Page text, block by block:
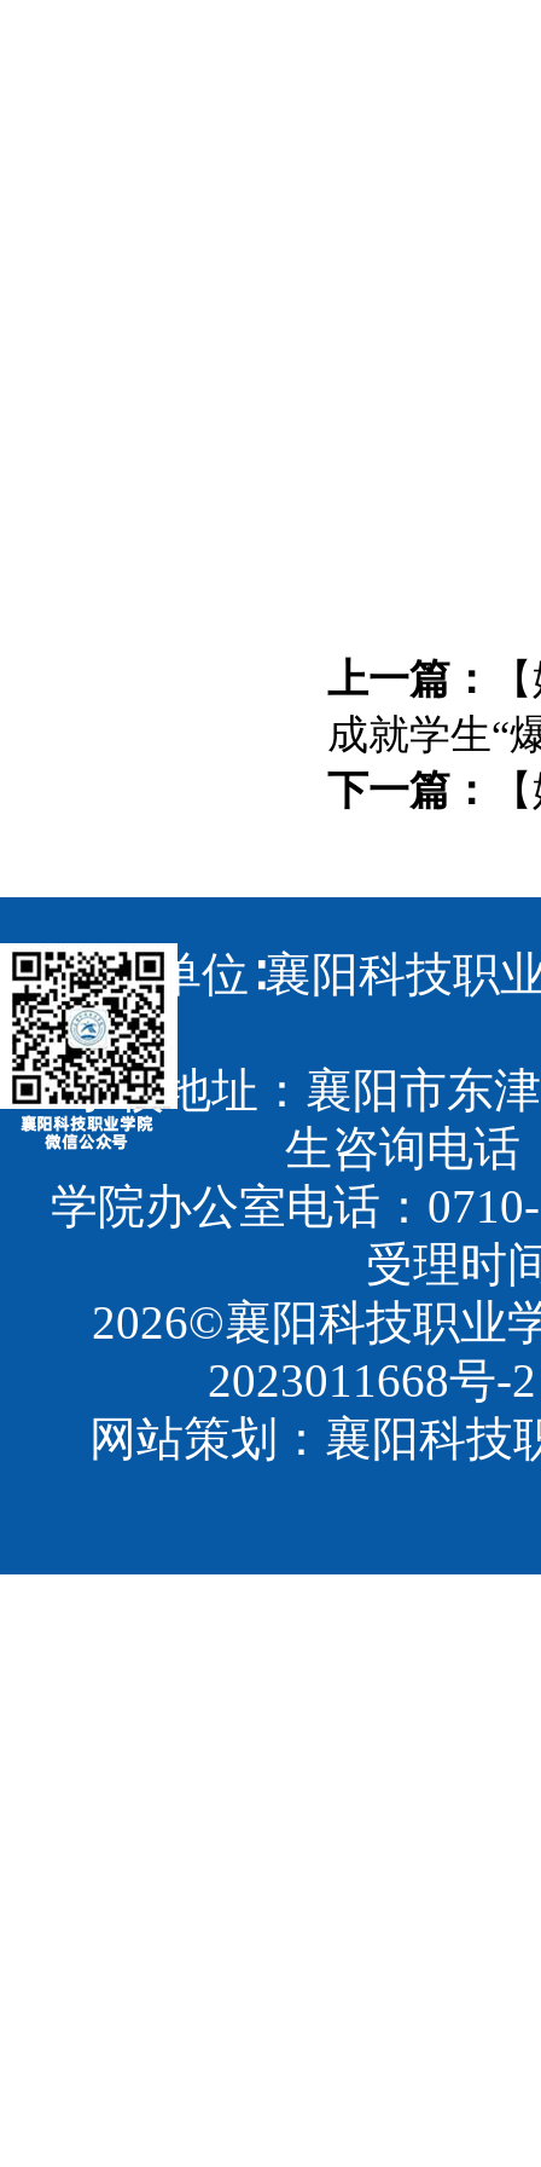
上一篇：
成就学生“
下一篇：
主办单位∶襄阳科技
学校地址：襄阳市东
生咨询电话
学院办公室电话：
受理时
2026©襄阳科技职
2023011668号-2
网站策划：襄阳科